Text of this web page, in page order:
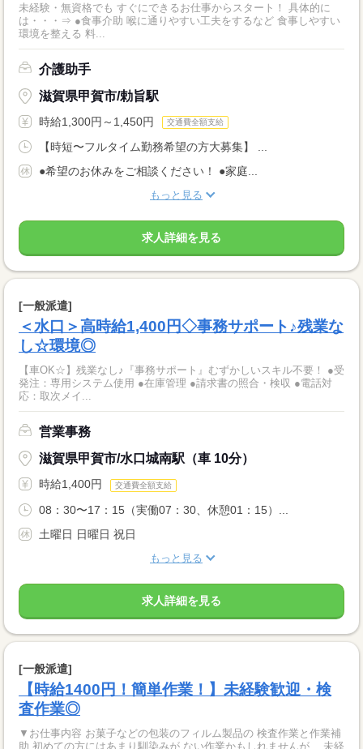
未経験・無資格でも すぐにできるお仕事からスタート！ 具体的に
は・・・⇒ ●食事介助 喉に通りやすい工夫をするなど 食事しやすい
環境を整える 料...
介護助手
滋賀県甲賀市/勅旨駅
時給1,300円～1,450円 交通費全額支給
【時短〜フルタイム勤務希望の方大募集】 ...
●希望のお休みをご相談ください！ ●家庭...
もっと見る
求人詳細を見る
[一般派遣]
＜水口＞高時給1,400円◇事務サポート♪残業な
し☆環境◎
【車OK☆】残業なし♪『事務サポート』むずかしいスキル不要！ ●受
発注：専用システム使用 ●在庫管理 ●請求書の照合・検収 ●電話対
応：取次メイ...
営業事務
滋賀県甲賀市/水口城南駅（車 10分）
時給1,400円 交通費全額支給
08：30〜17：15（実働07：30、休憩01：15）...
土曜日 日曜日 祝日
もっと見る
求人詳細を見る
[一般派遣]
【時給1400円！簡単作業！】未経験歓迎・検
査作業◎
▼お仕事内容 お菓子などの包装のフィルム製品の 検査作業と作業補
助 初めての方にはあまり馴染みが ない作業かもしれませんが、 未経